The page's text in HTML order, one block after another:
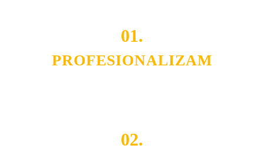
01.
PROFESIONALIZAM
02.